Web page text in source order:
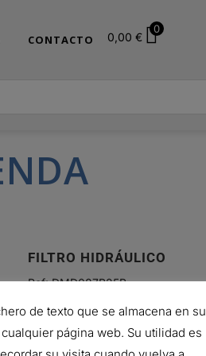
CONTACTO 0,00 €
0
FILTRO HIDRÁULICO
Ref: DMD087B25B
367,86€
Hay existencias (puede reservarse)
de texto que se almacena en su
página web. Su utilidad es